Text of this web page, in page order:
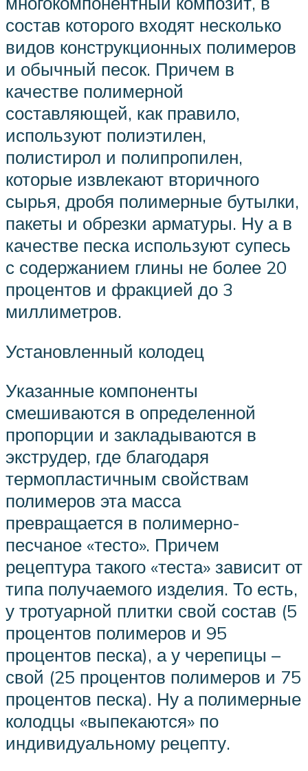
состав которого входят несколько
видов конструкционных полимеров
и обычный песок. Причем в
качестве полимерной
составляющей, как правило,
используют полиэтилен,
полистирол и полипропилен,
которые извлекают вторичного
сырья, дробя полимерные бутылки,
пакеты и обрезки арматуры. Ну а в
качестве песка используют супесь
с содержанием глины не более 20
процентов и фракцией до 3
миллиметров.
Установленный колодец
Указанные компоненты
смешиваются в определенной
пропорции и закладываются в
экструдер, где благодаря
термопластичным свойствам
полимеров эта масса
превращается в полимерно-
песчаное «тесто». Причем
рецептура такого «теста» зависит от
типа получаемого изделия. То есть,
у тротуарной плитки свой состав (5
процентов полимеров и 95
процентов песка), а у черепицы –
свой (25 процентов полимеров и 75
процентов песка). Ну а полимерные
колодцы «выпекаются» по
индивидуальному рецепту.